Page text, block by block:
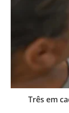
Três em